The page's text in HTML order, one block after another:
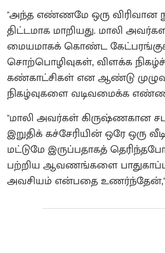
"அந்த எண்ணமே ஒரு விரிவான
திட்டமாக மாறியது. மாலி
மையமாகக் கொண்ட
சொற்பொழிவுகள், விளக்க
கண்காட்சிகள் என ஆண்டு
நிகழ்வுகளை வடிவமைக்க
"மாலி அவர்கள் கிருஷ்ணகான
இறுதிக் கச்சேரியின் ஒரே ஒரு
மட்டுமே இருப்பதாகத்
பற்றிய ஆவணங்களை
அவசியம் என்பதை உணர்ந்தேன்,"